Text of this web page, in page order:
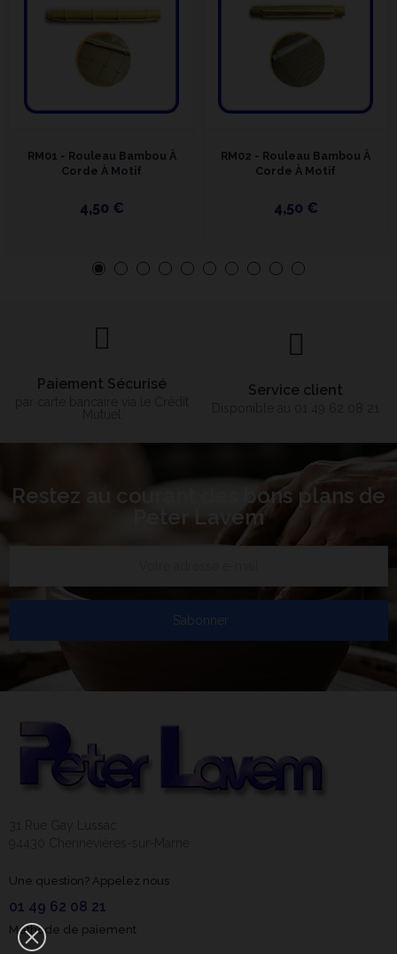
RM01 - Rouleau Bambou À
Corde À Motif
4,50 €
RM02 - Rouleau Bambou À
Corde À Motif
4,50 €
Paiement Sécurisé Service client
Restez au courant des bons plans de
Peter Lavem
S’abonner
Une question? Appelez nous
01 49 62 08 21
Méthode de paiement